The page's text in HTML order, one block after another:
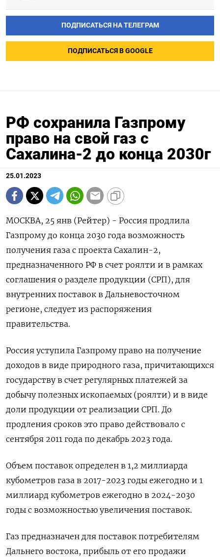
ПОДПИСАТЬСЯ НА ТЕЛЕГРАМ
ПОДПИСАТЬСЯ В GOOGLE
РФ сохранила Газпрому
право на свой газ с
Сахалина-2 до конца 2030г
25.01.2023
МОСКВА, 25 янв (Рейтер) - Россия продлила
Газпрому до конца 2030 года возможность
получения газа с проекта Сахалин-2,
предназначенного РФ в счет роялти и в рамках
соглашения о разделе продукции (СРП), для
внутренних поставок в Дальневосточном
регионе, следует из распоряжения
правительства.
Россия уступила Газпрому право на получение
доходов в виде природного газа, причитающихся
государству в счет регулярных платежей за
добычу полезных ископаемых (роялти) и в виде
доли продукции от реализации СРП. До
продления сроков это право действовало с
сентября 2011 года по декабрь 2023 года.
Объем поставок определен в 1,2 миллиарда
кубометров газа в 2017-2023 годы ежегодно и 1
миллиард кубометров ежегодно в 2024-2030
годы с возможностью увеличения поставок.
Газ предназначен для поставок потребителям
Дальнего востока, прибыль от его продажи